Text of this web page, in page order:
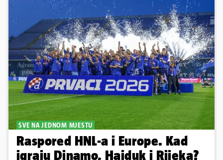
SVE NA JEDNOM MJESTU
Raspored HNL-a i Europe. Kad
igraju Dinamo, Hajduk i Rijeka?